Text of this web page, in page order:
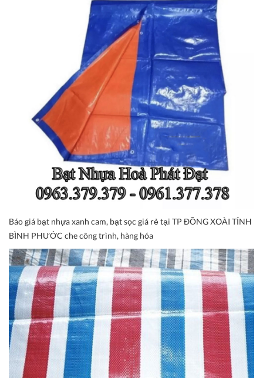
Báo giá bạt nhựa xanh cam, bạt sọc giá rẻ tại TP ĐỒNG XOÀI TỈNH
BÌNH PHƯỚC che công trình, hàng hóa